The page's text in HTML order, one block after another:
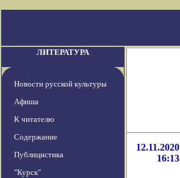
ЛИТЕРАТУРА
Новости русской культуры
Афиша
К читателю
Содержание
Публицистика
"Курск"
12.11.2020
16:13